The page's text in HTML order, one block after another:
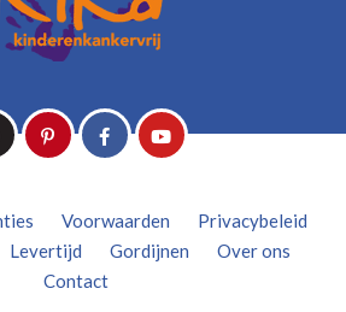
Voorwaarden
Privacybeleid
Levertijd Gordijnen
Over ons
Contact